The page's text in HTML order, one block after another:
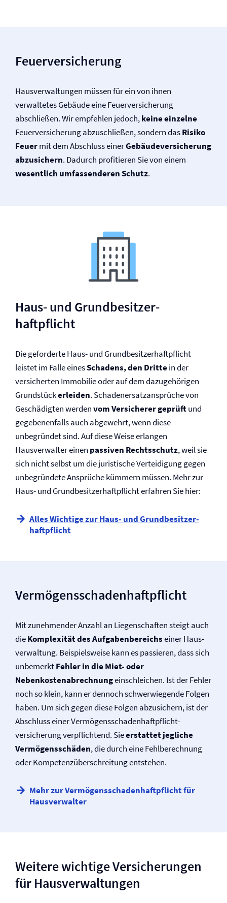
Feuer­versicherung
Haus­verwaltungen müssen für ein von ihnen
verwaltetes Gebäude eine Feuer­versicherung
abschließen. Wir empfehlen jedoch,keine einzelne
Feuer­versicherung abzuschließen, sondern dasRisiko
Feuermit dem Abschluss einerGebäude­versicherung
abzusichern. Dadurch profitieren Sie von einem
wesentlich umfassenderen Schutz.
Haus- und Grundbesitzer­
haftpflicht
Die geforderte Haus- und Grundbesitzer­haftpflicht
leistet im Falle einesSchadens, den Drittein der
versicherten Immobilie oder auf dem dazugehörigen
Grundstückerleiden. Schadenersatzansprüche von
Geschädigten werdenvom Versicherer geprüftund
gegebenenfalls auch abgewehrt, wenn diese
unbegründet sind. Auf diese Weise erlangen
Hausverwalter einen passiven Rechtsschutz, weil sie
sich nicht selbst um die juristische Verteidigung gegen
unbegründete Ansprüche kümmern müssen. Mehr zur
Haus- und Grundbesitzer­haftpflicht erfahren Sie hier:
Alles Wichtige zur Haus- und Grundbesitzer­
haftpflicht
Vermögensschaden­haftpflicht
Mit zunehmender Anzahl an Liegenschaften steigt auch
dieKomplexität des Aufgabenbereichseiner Haus­
verwaltung. Beispielsweise kann es passieren, dass sich
unbemerktFehler in die Miet- oder
Nebenkostenabrechnungeinschleichen. Ist der Fehler
noch so klein, kann er dennoch schwerwiegende Folgen
haben. Um sich gegen diese Folgen abzusichern, ist der
Abschluss einer Vermögensschaden­haftpflicht­
versicherung ver­pflichtend. Sieerstattet jegliche
Vermögensschäden, die durch eine Fehlberechnung
oder Kompetenzüberschreitung entstehen.
Mehr zur Vermögensschaden­haftpflicht für
Hausverwalter
Weitere wichtige Versicherungen
für Haus­verwaltungen